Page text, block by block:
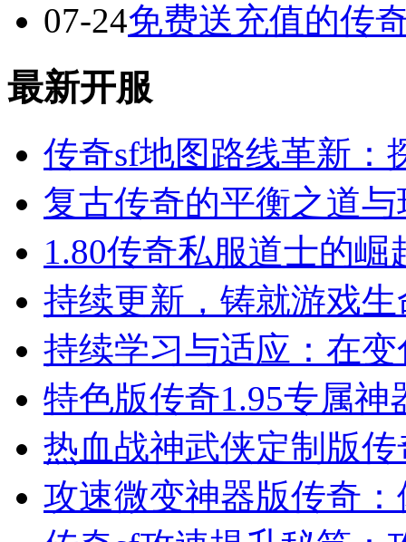
07-24免费送充值的传
最新开服
传奇sf地图路线革新：
复古传奇的平衡之道
1.80传奇私服道士的
持续更新，铸就游戏
持续学习与适应：在
特色版传奇1.95专属神
热血战神武侠定制版
攻速微变神器版传奇